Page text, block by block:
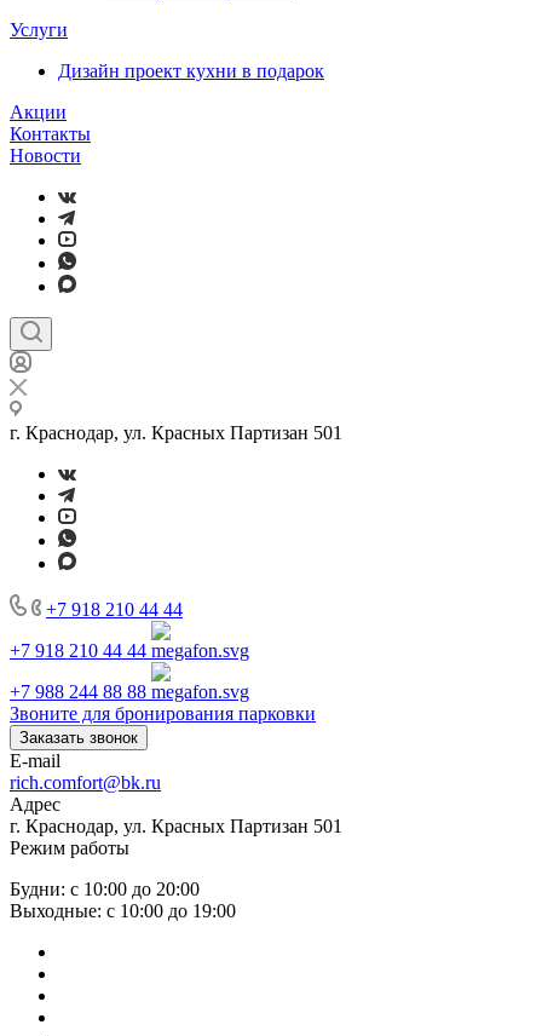
Услуги
Дизайн проект кухни в подарок
Акции
Контакты
Новости
г. Краснодар, ул. Красных Партизан 501
+7 918 210 44 44
+7 918 210 44 44
+7 988 244 88 88
Звоните для бронирования парковки
Заказать звонок
E-mail
rich.comfort@bk.ru
Адрес
г. Краснодар, ул. Красных Партизан 501
Режим работы
Будни: с 10:00 до 20:00
Выходные: с 10:00 до 19:00